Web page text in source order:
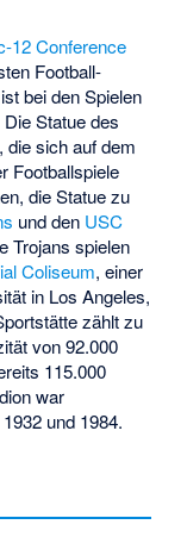
12 Conference
Football-
bei den Spielen
Statue des
die sich auf dem
Footballspiele
die Statue zu
und den USC
Trojans spielen
Coliseum, einer
in Los Angeles,
zählt zu
von 92.000
115.000
war
und 1984.